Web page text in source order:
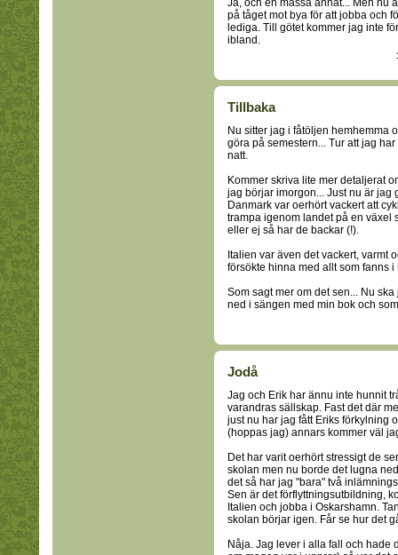
Ja, och en massa annat... Men nu
på tåget mot bya för att jobba och
lediga. Till götet kommer jag inte
ibland.
Tillbaka
Nu sitter jag i fåtöljen hemhemma
göra på semestern... Tur att jag
natt.
Kommer skriva lite mer detaljerat
jag börjar imorgon... Just nu är jag
Danmark var oerhört vackert att
trampa igenom landet på en växel
eller ej så har de backar (!).
Italien var även det vackert, varmt
försökte hinna med allt som fanns
Som sagt mer om det sen... Nu
ned i sängen med min bok och
Jodå
Jag och Erik har ännu inte hunnit
varandras sällskap. Fast det där
just nu har jag fått Eriks förkylning
(hoppas jag) annars kommer väl
Det har varit oerhört stressigt de
skolan men nu borde det lugna
det så har jag "bara" två
Sen är det förflyttningsutbildning,
Italien och jobba i Oskarshamn.
skolan börjar igen. Får se hur det
Nåja. Jag lever i alla fall och hade